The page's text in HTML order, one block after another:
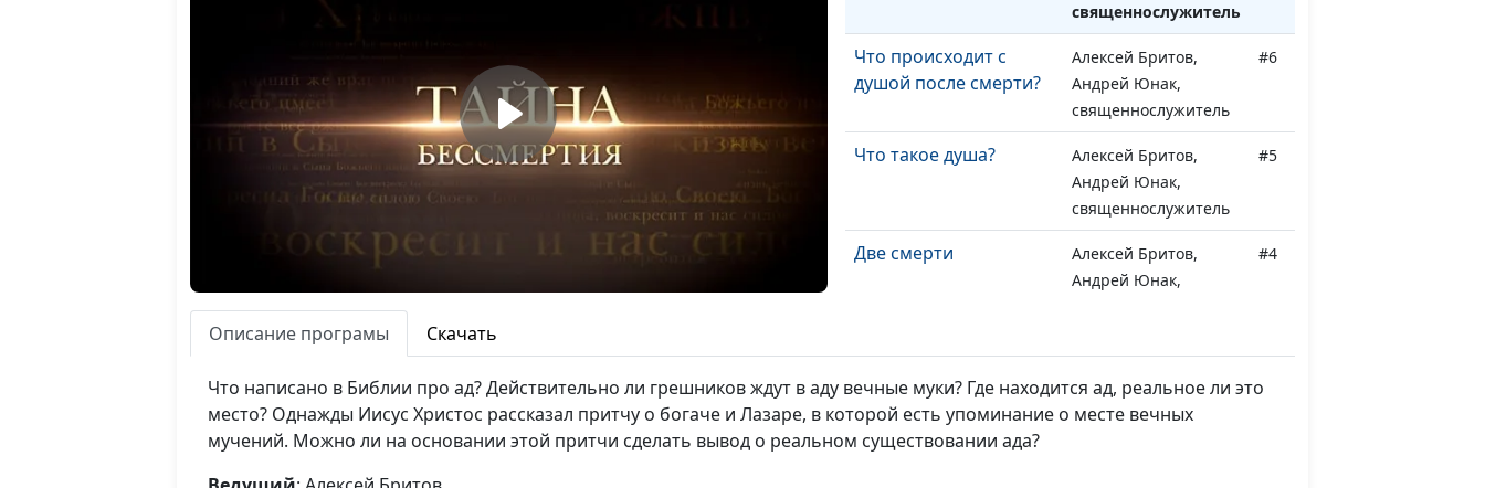
священнослужитель
Что происходит с
душой после смерти?
Алексей Бритов,
Андрей Юнак,
священнослужитель
#6
Что такое душа?
Алексей Бритов,
Андрей Юнак,
священнослужитель
#5
Две смерти
Алексей Бритов,
Андрей Юнак,
#4
Происхождение
Алексей Бритов,
священнослужитель
#3
Сотворение мира или
Описание програмы Скачать
Что написано в Библии про ад? Действительно ли грешников ждут в аду вечные муки? Где находится ад, реальное ли это
место? Однажды Иисус Христос рассказал притчу о богаче и Лазаре, в которой есть упоминание о месте вечных
мучений. Можно ли на основании этой притчи сделать вывод о реальном существовании ада?